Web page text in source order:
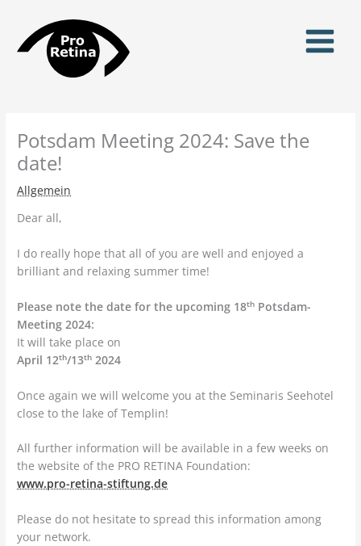
springen
Potsdam Meeting 2024: Save the
date!
Allgemein
Dear all,
I do really hope that all of you are well and enjoyed a
brilliant and relaxing summer time!
Please note the date for the upcoming 18th Potsdam-
Meeting 2024:
It will take place on
April 12th/13th 2024
Once again we will welcome you at the Seminaris Seehotel
close to the lake of Templin!
All further information will be available in a few weeks on
the website of the PRO RETINA Foundation:
www.pro-retina-stiftung.de
Please do not hesitate to spread this information among
your network.